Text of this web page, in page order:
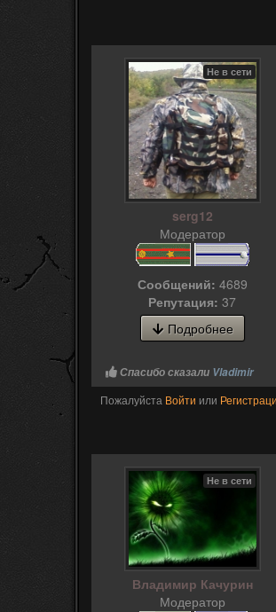
Не в сети
serg12
Модератор
Сообщений: 4689
Репутация: 37
Подробнее
Спасибо сказали Vladimir
Пожалуйста Войти или
Не в сети
Владимир Качурин
Модератор